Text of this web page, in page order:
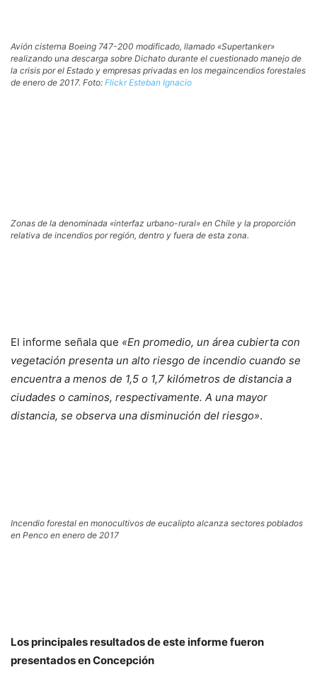
Avión cisterna Boeing 747-200 modificado, llamado «Supertanker»
realizando una descarga sobre Dichato durante el cuestionado manejo de
la crisis por el Estado y empresas privadas en los megaincendios forestales
de enero de 2017. Foto: Flickr Esteban Ignacio
Zonas de la denominada «interfaz urbano-rural» en Chile y la proporción
relativa de incendios por región, dentro y fuera de esta zona.
El informe señala que «En promedio, un área cubierta con
vegetación presenta un alto riesgo de incendio cuando se
encuentra a menos de 1,5 o 1,7 kilómetros de distancia a
ciudades o caminos, respectivamente. A una mayor
distancia, se observa una disminución del riesgo».
Incendio forestal en monocultivos de eucalipto alcanza sectores poblados
en Penco en enero de 2017
Los principales resultados de este informe fueron
presentados en Concepción